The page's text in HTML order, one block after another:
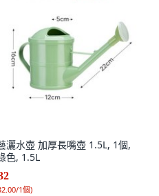
灑水壺 加厚長嘴壺 1.5L, 1個,
色, 1.5L
1個)